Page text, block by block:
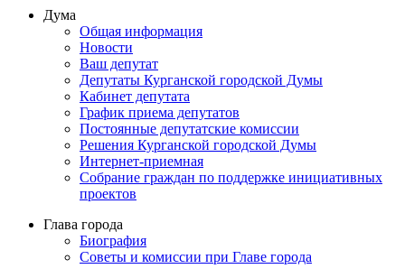
Дума
Общая информация
Новости
Ваш депутат
Депутаты Курганской городской Думы
Кабинет депутата
График приема депутатов
Постоянные депутатские комиссии
Решения Курганской городской Думы
Интернет-приемная
Собрание граждан по поддержке инициативных
проектов
Глава города
Биография
Советы и комиссии при Главе города